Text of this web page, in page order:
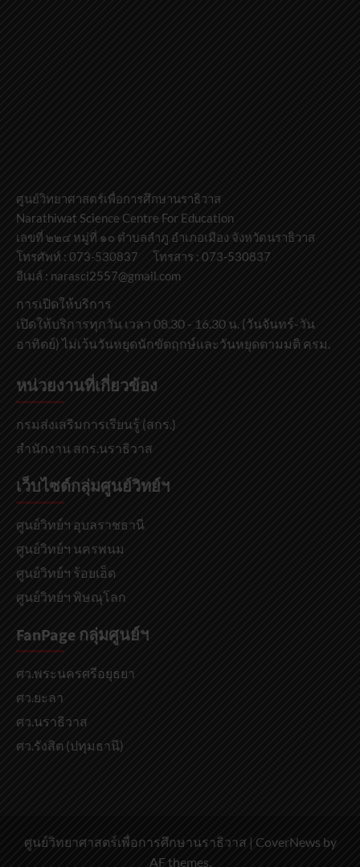
ศูนย์วิทยาศาสตร์เพื่อการศึกษานราธิวาส
Narathiwat Science Centre For Education
เลขที่ ๒๒๔ หมู่ที่ ๑๐ ตำบลลำภู อำเภอเมือง จังหวัดนราธิวาส
โทรศัพท์ : 073-530837 โทรสาร : 073-530837
อีเมล์ : narasci2557@gmail.com
การเปิดให้บริการ
เปิดให้บริการทุกวัน เวลา 08.30 - 16.30 น. (วันจันทร์-วัน
อาทิตย์) ไม่เว้นวันหยุดนักขัตฤกษ์และวันหยุดตามมติ ครม.
หน่วยงานที่เกี่ยวข้อง
กรมส่งเสริมการเรียนรู้ (สกร.)
สำนักงาน สกร.นราธิวาส
เว็บไซต์กลุ่มศูนย์วิทย์ฯ
ศูนย์วิทย์ฯ อุบลราชธานี
ศูนย์วิทย์ฯ นครพนม
ศูนย์วิทย์ฯ ร้อยเอ็ด
ศูนย์วิทย์ฯ พิษณุโลก
FanPage กลุ่มศูนย์ฯ
ศว.พระนครศรีอยุธยา
ศว.ยะลา
ศว.นราธิวาส
ศว.รังสิต (ปทุมธานี)
ศูนย์วิทยาศาสตร์เพื่อการศึกษานราธิวาส | CoverNews by
AF themes.